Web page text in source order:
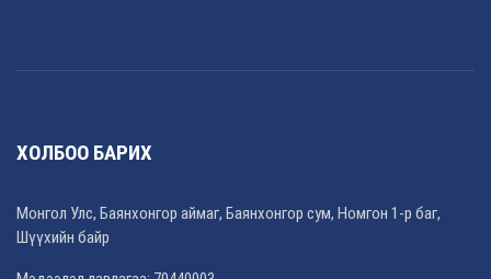
ХОЛБОО БАРИХ
Монгол Улс, Баянхонгор аймаг, Баянхонгор сум, Номгон 1-р баг,
Шүүхийн байр